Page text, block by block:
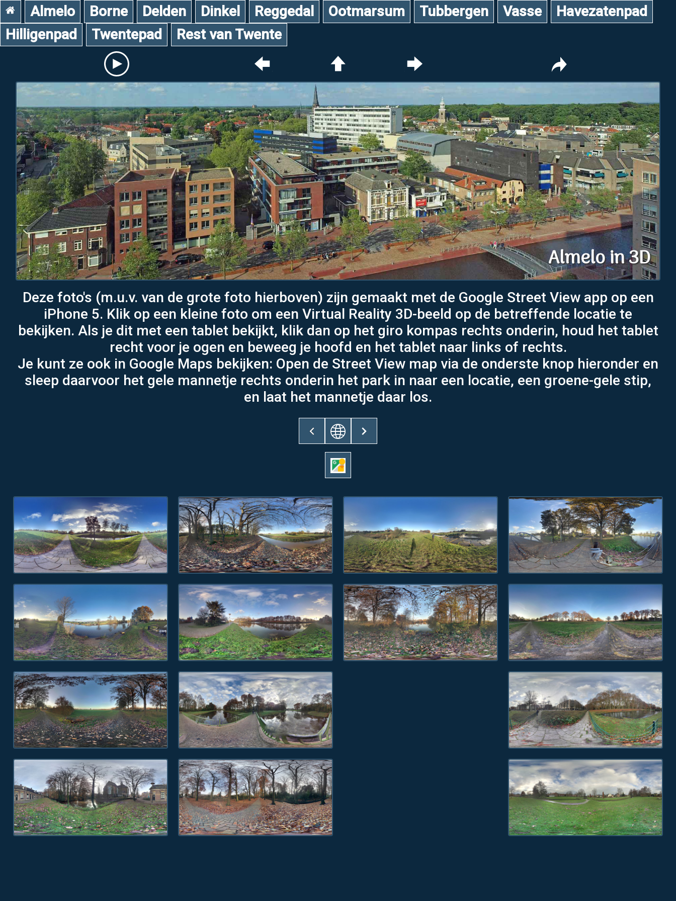
Almelo Borne Delden Dinkel Reggedal Ootmarsum Tubbergen Vasse
Havezatenpad
Hilligenpad
Twentepad Rest van Twente
Almelo in 3D
Deze foto's (m.u.v. van de grote foto hierboven) zijn gemaakt met de Google Street View app op een
iPhone 5. Klik op een kleine foto om een Virtual Reality 3D-beeld op de betreffende locatie te
bekijken. Als je dit met een tablet bekijkt, klik dan op het giro kompas rechts onderin, houd het tablet
recht voor je ogen en beweeg je hoofd en het tablet naar links of rechts.
Je kunt ze ook in Google Maps bekijken: Open de Street View map via de onderste knop hieronder en
sleep daarvoor het gele mannetje rechts onderin het park in naar een locatie, een groene-gele stip,
en laat het mannetje daar los.